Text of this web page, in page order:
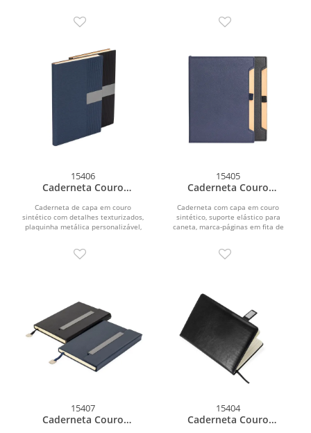
15406
Caderneta Couro
Caderneta de capa em couro
sintético com detalhes texturizados,
plaquinha metálica personalizável,
15405
Caderneta Couro
Caderneta com capa em couro
sintético, suporte elástico para
caneta, marca-páginas em fita de
15407
Caderneta Couro
15404
Caderneta Couro